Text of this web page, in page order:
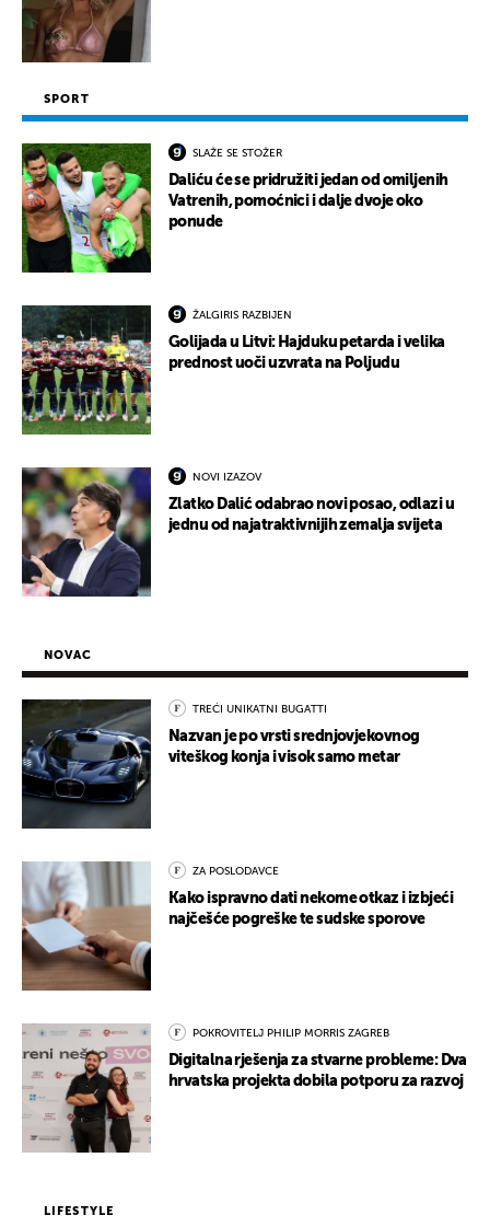
SPORT
SLAŽE SE STOŽER
Daliću će se pridružiti jedan od omiljenih
Vatrenih, pomoćnici i dalje dvoje oko
ponude
ŽALGIRIS RAZBIJEN
Golijada u Litvi: Hajduku petarda i velika
prednost uoči uzvrata na Poljudu
NOVI IZAZOV
Zlatko Dalić odabrao novi posao, odlazi u
jednu od najatraktivnijih zemalja svijeta
NOVAC
TREĆI UNIKATNI BUGATTI
Nazvan je po vrsti srednjovjekovnog
viteškog konja i visok samo metar
ZA POSLODAVCE
Kako ispravno dati nekome otkaz i izbjeći
najčešće pogreške te sudske sporove
POKROVITELJ PHILIP MORRIS ZAGREB
Digitalna rješenja za stvarne probleme: Dva
hrvatska projekta dobila potporu za razvoj
LIFESTYLE